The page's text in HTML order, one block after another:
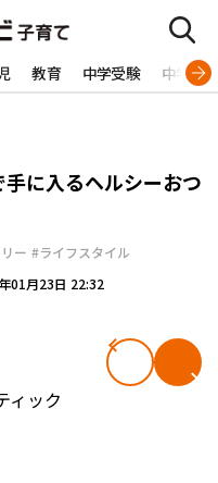
教育 中学受験 中学生
に入るヘルシーおつ
ー #ライフスタイル
01月23日 22:32